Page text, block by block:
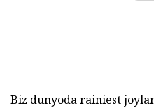
Biz dunyoda rainiest